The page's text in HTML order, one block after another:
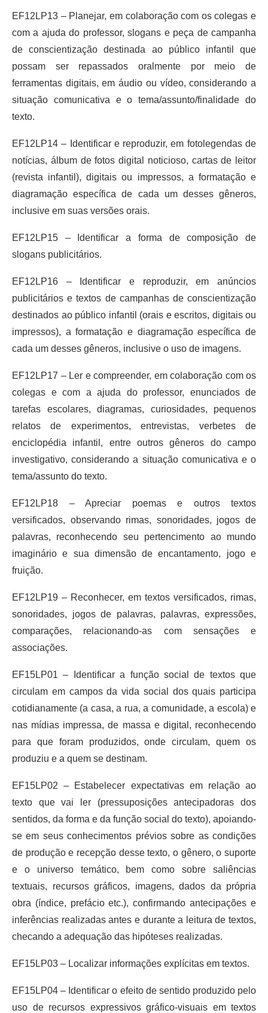
EF12LP13 – Planejar, em colaboração com os colegas e
com a ajuda do professor, slogans e peça de campanha
de conscientização destinada ao público infantil que
possam ser repassados oralmente por meio de
ferramentas digitais, em áudio ou vídeo, considerando a
situação comunicativa e o tema/assunto/finalidade do
texto.
EF12LP14 – Identificar e reproduzir, em fotolegendas de
notícias, álbum de fotos digital noticioso, cartas de leitor
(revista infantil), digitais ou impressos, a formatação e
diagramação específica de cada um desses gêneros,
inclusive em suas versões orais.
EF12LP15 – Identificar a forma de composição de
slogans publicitários.
EF12LP16 – Identificar e reproduzir, em anúncios
publicitários e textos de campanhas de conscientização
destinados ao público infantil (orais e escritos, digitais ou
impressos), a formatação e diagramação específica de
cada um desses gêneros, inclusive o uso de imagens.
EF12LP17 – Ler e compreender, em colaboração com os
colegas e com a ajuda do professor, enunciados de
tarefas escolares, diagramas, curiosidades, pequenos
relatos de experimentos, entrevistas, verbetes de
enciclopédia infantil, entre outros gêneros do campo
investigativo, considerando a situação comunicativa e o
tema/assunto do texto.
EF12LP18 – Apreciar poemas e outros textos
versificados, observando rimas, sonoridades, jogos de
palavras, reconhecendo seu pertencimento ao mundo
imaginário e sua dimensão de encantamento, jogo e
fruição.
EF12LP19 – Reconhecer, em textos versificados, rimas,
sonoridades, jogos de palavras, palavras, expressões,
comparações, relacionando-as com sensações e
associações.
EF15LP01 – Identificar a função social de textos que
circulam em campos da vida social dos quais participa
cotidianamente (a casa, a rua, a comunidade, a escola) e
nas mídias impressa, de massa e digital, reconhecendo
para que foram produzidos, onde circulam, quem os
produziu e a quem se destinam.
EF15LP02 – Estabelecer expectativas em relação ao
texto que vai ler (pressuposições antecipadoras dos
sentidos, da forma e da função social do texto), apoiando-
se em seus conhecimentos prévios sobre as condições
de produção e recepção desse texto, o gênero, o suporte
e o universo temático, bem como sobre saliências
textuais, recursos gráficos, imagens, dados da própria
obra (índice, prefácio etc.), confirmando antecipações e
inferências realizadas antes e durante a leitura de textos,
checando a adequação das hipóteses realizadas.
EF15LP03 – Localizar informações explícitas em textos.
EF15LP04 – Identificar o efeito de sentido produzido pelo
uso de recursos expressivos gráfico-visuais em textos